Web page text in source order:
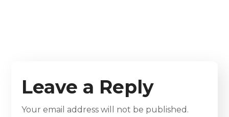
Leave a Reply
Your email address will not be published.